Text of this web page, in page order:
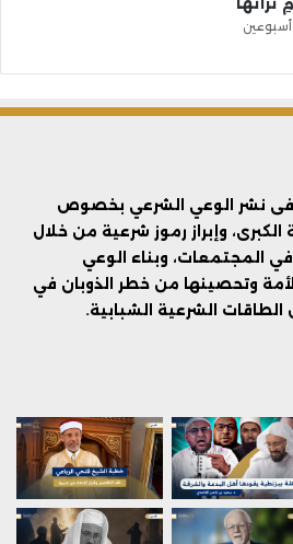
نشر الوعي الشرعي بخصوص
الكبرى، وإبراز رموز شرعية من خلال
المجتمعات، وبناء الوعي
وتحصينها من خطر الذوبان في
الطاقات الشرعية الشبابية.